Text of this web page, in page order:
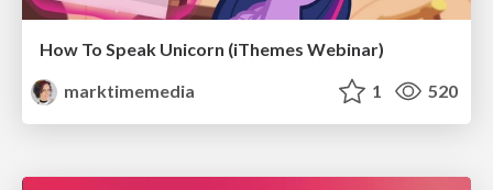
How To Speak Unicorn (iThemes Webinar)
marktimemedia
1 520